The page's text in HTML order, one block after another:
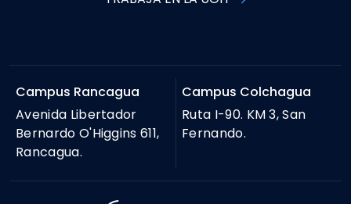
Campus Rancagua
Avenida Libertador
Bernardo O'Higgins 611,
Rancagua.
Campus Colchagua
Ruta I-90. KM 3, San
Fernando.